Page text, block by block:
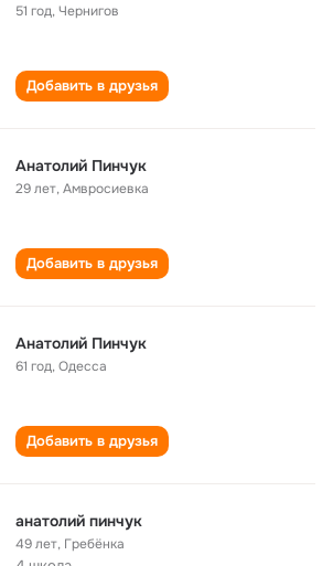
51 год,Чернигов
Добавить в друзья
Анатолий Пинчук
29 лет,Амвросиевка
Добавить в друзья
Анатолий Пинчук
61 год,Одесса
Добавить в друзья
анатолий пинчук
49 лет, Гребёнка